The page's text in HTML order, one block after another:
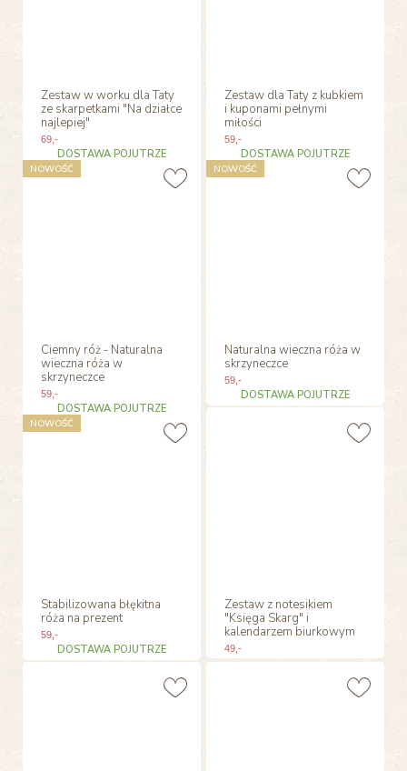
Zestaw w worku dla Taty
ze skarpetkami "Na działce
najlepiej"
69,-
DOSTAWA POJUTRZE
Zestaw dla Taty z kubkiem
i kuponami pełnymi
miłości
59 ,-
DOSTAWA POJUTRZE
Ciemny róż - Naturalna
wieczna róża w
skrzyneczce
59,-
DOSTAWA POJUTRZE
NOWOŚĆ
Naturalna wieczna róża w
skrzyneczce
59 ,-
DOSTAWA POJUTRZE
NOWOŚĆ
Stabilizowana błękitna
róża na prezent
59,-
DOSTAWA POJUTRZE
NOWOŚĆ
Zestaw z notesikiem
"Księga Skarg" i
kalendarzem biurkowym
49 ,-